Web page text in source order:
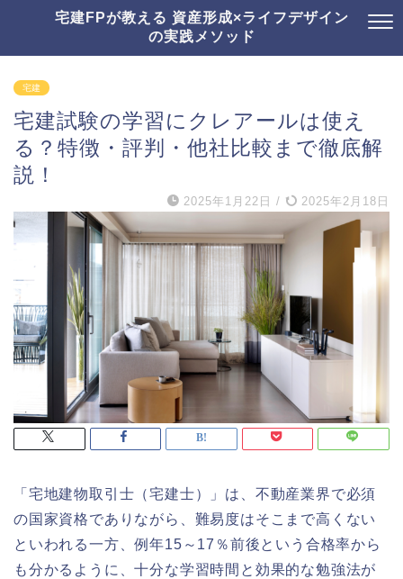
宅建FPが教える 資産形成×ライフデザイン
の実践メソッド
宅建
宅建試験の学習にクレアールは使え
る？特徴・評判・他社比較まで徹底解
説！
2025年1月22日 / 2025年2月18日
「宅地建物取引士（宅建士）」は、不動産業界で必須
の国家資格でありながら、難易度はそこまで高くない
といわれる一方、例年15～17％前後という合格率から
も分かるように、十分な学習時間と効果的な勉強法が